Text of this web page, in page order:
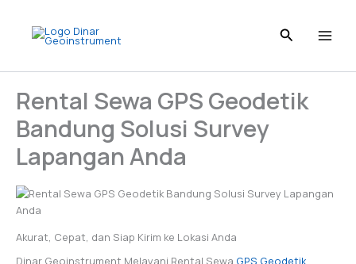
content
Rental Sewa GPS Geodetik
Bandung Solusi Survey
Lapangan Anda
Akurat, Cepat, dan Siap Kirim ke Lokasi Anda
Dinar Geoinstrument Melayani Rental Sewa GPS Geodetik